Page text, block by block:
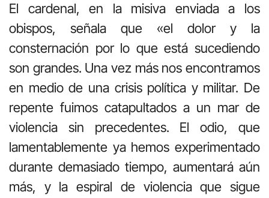
El cardenal, en la misiva enviada a los
obispos, señala que «el dolor y la
consternación por lo que está sucediendo
son grandes. Una vez más nos encontramos
en medio de una crisis política y militar. De
repente fuimos catapultados a un mar de
violencia sin precedentes. El odio, que
lamentablemente ya hemos experimentado
durante demasiado tiempo, aumentará aún
más, y la espiral de violencia que sigue